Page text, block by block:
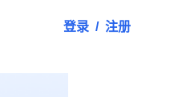
登录 / 注册